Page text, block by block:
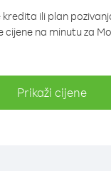
ili plan
cijene na minutu za
Prikaži cijene